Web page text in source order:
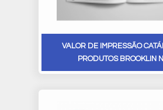
VALOR DE IMPRESSÃO
PRODUTOS BROOKLIN